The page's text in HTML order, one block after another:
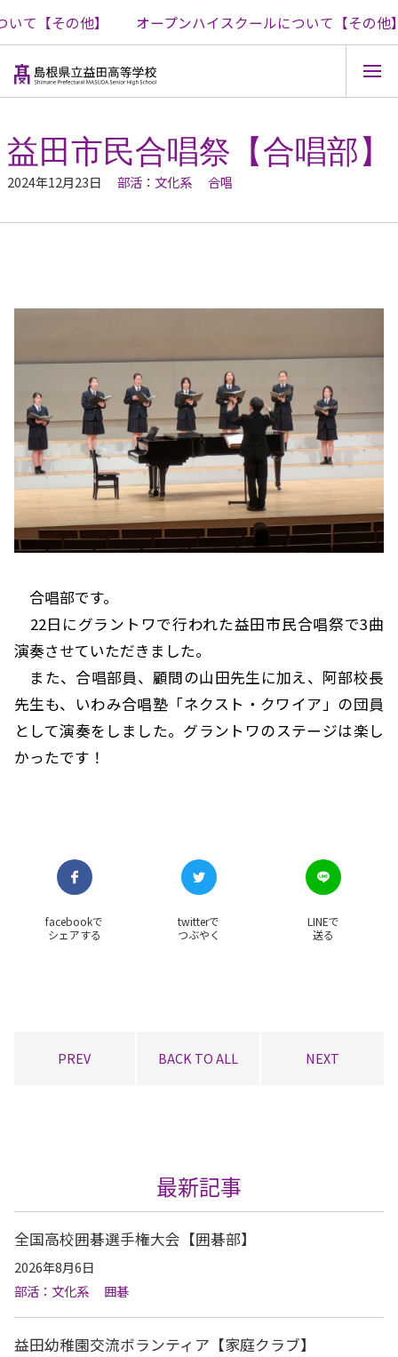
コ
テ
ン
ツ
へ
キ
て【その他】 オープンハイスクールについて【その他】
益田市民合唱祭【合唱部】
2024年12月23日 部活：文化系 合唱
合唱部です。
22日にグラントワで行われた益田市民合唱祭で3曲
演奏させていただきました。
また、合唱部員、顧問の山田先生に加え、阿部校長
先生も、いわみ合唱塾「ネクスト・クワイア」の団員
として演奏をしました。グラントワのステージは楽し
かったです！
facebookで
シェアする
twitterで
つぶやく
LINEで
送る
PREV BACK TO ALL NEXT
最新記事
全国高校囲碁選手権大会【囲碁部】
2026年8月6日
部活：文化系
囲碁
益田幼稚園交流ボランティア【家庭クラブ】